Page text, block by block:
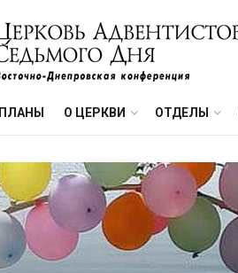
ПЛАНЫ О ЦЕРКВИ ОТДЕЛЫ